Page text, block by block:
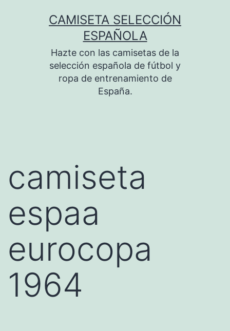
CAMISETA SELECCIÓN
ESPAÑOLA
Hazte con las camisetas de la
selección española de fútbol y
ropa de entrenamiento de
España.
camiseta
espaa
eurocopa
1964